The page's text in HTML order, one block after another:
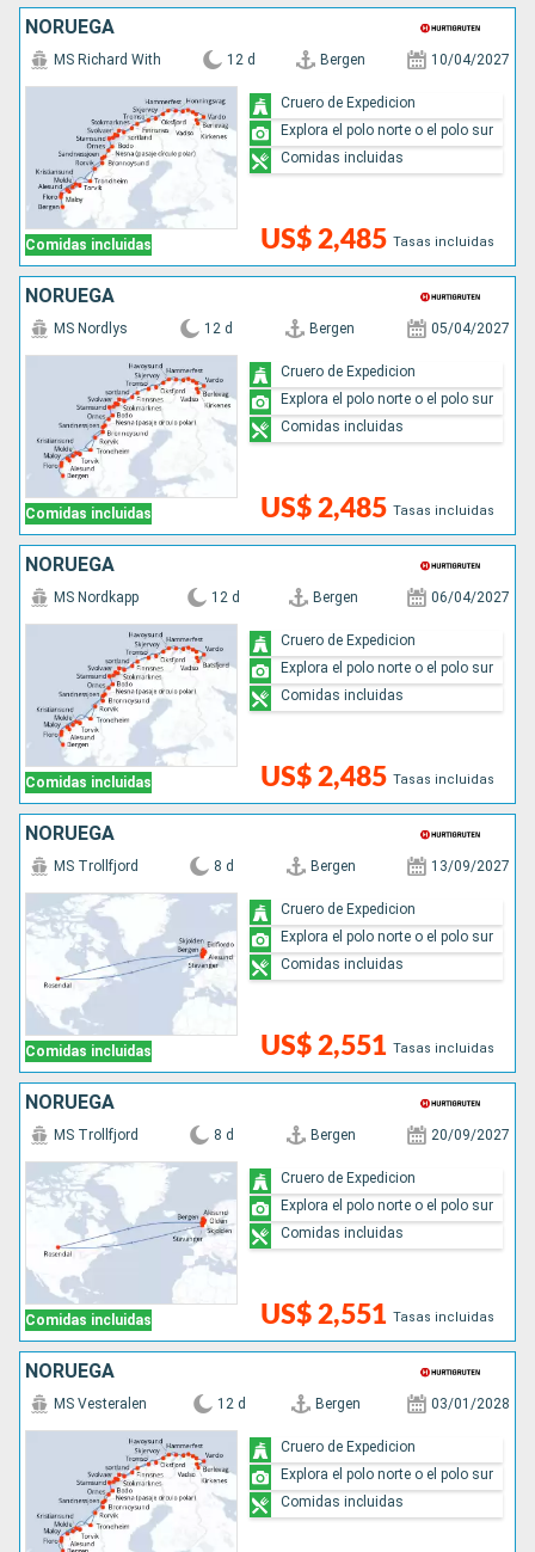
NORUEGA
Comidas incluidas
MS Richard With 12 d Bergen 10/04/2027
US$ 2,485 Tasas incluidas
Cruero de Expedicion
Explora el polo norte o el polo sur
Comidas incluidas
NORUEGA
Comidas incluidas
MS Nordlys 12 d Bergen 05/04/2027
US$ 2,485 Tasas incluidas
Cruero de Expedicion
Explora el polo norte o el polo sur
Comidas incluidas
NORUEGA
Comidas incluidas
MS Nordkapp 12 d Bergen 06/04/2027
US$ 2,485 Tasas incluidas
Cruero de Expedicion
Explora el polo norte o el polo sur
Comidas incluidas
NORUEGA
Comidas incluidas
MS Trollfjord 8 d Bergen 13/09/2027
US$ 2,551 Tasas incluidas
Cruero de Expedicion
Explora el polo norte o el polo sur
Comidas incluidas
NORUEGA
Comidas incluidas
MS Trollfjord 8 d Bergen 20/09/2027
US$ 2,551 Tasas incluidas
Cruero de Expedicion
Explora el polo norte o el polo sur
Comidas incluidas
NORUEGA
MS Vesteralen 12 d Bergen 03/01/2028
Cruero de Expedicion
Explora el polo norte o el polo sur
Comidas incluidas